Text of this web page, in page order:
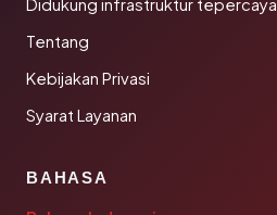
Didukung infrastruktur tepercaya
Tentang
Kebijakan Privasi
Syarat Layanan
BAHASA